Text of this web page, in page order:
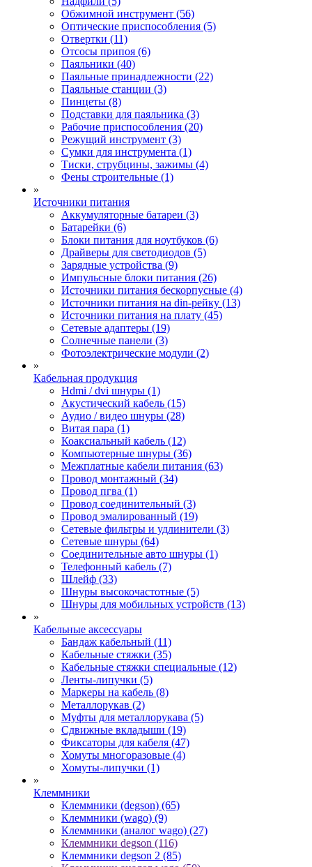
Обжимной инструмент (56)
Оптические приспособления (5)
Отвертки (11)
Отсосы припоя (6)
Паяльники (40)
Паяльные принадлежности (22)
Паяльные станции (3)
Пинцеты (8)
Подставки для паяльника (3)
Рабочие приспособления (20)
Режущий инструмент (3)
Сумки для инструмента (1)
Тиски, струбцины, зажимы (4)
Фены строительные (1)
»
Источники питания
Аккумуляторные батареи (3)
Батарейки (6)
Блоки питания для ноутбуков (6)
Драйверы для светодиодов (5)
Зарядные устройства (9)
Импульсные блоки питания (26)
Источники питания бескорпусные (4)
Источники питания на din-рейку (13)
Источники питания на плату (45)
Сетевые адаптеры (19)
Солнечные панели (3)
Фотоэлектрические модули (2)
»
Кабельная продукция
Hdmi / dvi шнуры (1)
Акустический кабель (15)
Аудио / видео шнуры (28)
Витая пара (1)
Коаксиальный кабель (12)
Компьютерные шнуры (36)
Межплатные кабели питания (63)
Провод монтажный (34)
Провод пгва (1)
Провод соединительный (3)
Провод эмалированный (19)
Сетевые фильтры и удлинители (3)
Сетевые шнуры (64)
Соединительные авто шнуры (1)
Телефонный кабель (7)
Шлейф (33)
Шнуры высокочастотные (5)
Шнуры для мобильных устройств (13)
»
Кабельные аксессуары
Бандаж кабельный (11)
Кабельные стяжки (35)
Кабельные стяжки специальные (12)
Ленты-липучки (5)
Маркеры на кабель (8)
Металлорукав (2)
Муфты для металлорукава (5)
Сдвижные вкладыши (19)
Фиксаторы для кабеля (47)
Хомуты многоразовые (4)
Хомуты-липучки (1)
»
Клеммники
Клеммники (degson) (65)
Клеммники (wago) (9)
Клеммники (аналог wago) (27)
Клеммники degson (116)
Клеммники degson 2 (85)